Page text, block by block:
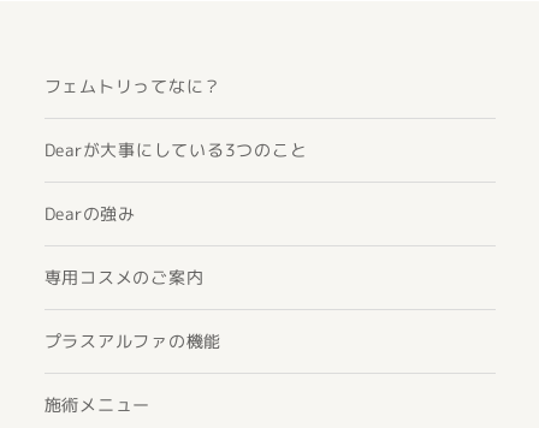
フェムトリってなに？
Dearが大事にしている3つのこと
Dearの強み
専用コスメのご案内
プラスアルファの機能
施術メニュー